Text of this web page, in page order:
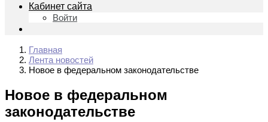
Кабинет сайта
Войти
Главная
Лента новостей
Новое в федеральном законодательстве
Новое в федеральном
законодательстве